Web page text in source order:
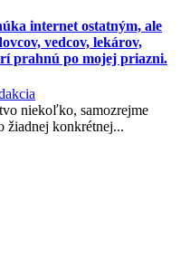
internet ostatným, ale
vedcov, lekárov,
prahnú po mojej priazni.
niekoľko, samozrejme
žiadnej konkrétnej...